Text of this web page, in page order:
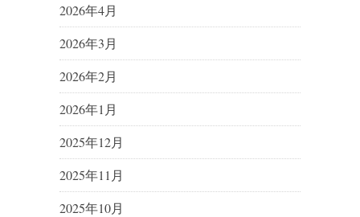
2026年4月
2026年3月
2026年2月
2026年1月
2025年12月
2025年11月
2025年10月